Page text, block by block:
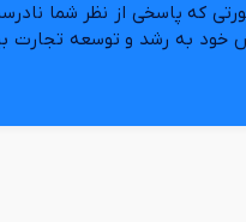
که پاسخی از نظر شما
خود به رشد و توسعه تجارت